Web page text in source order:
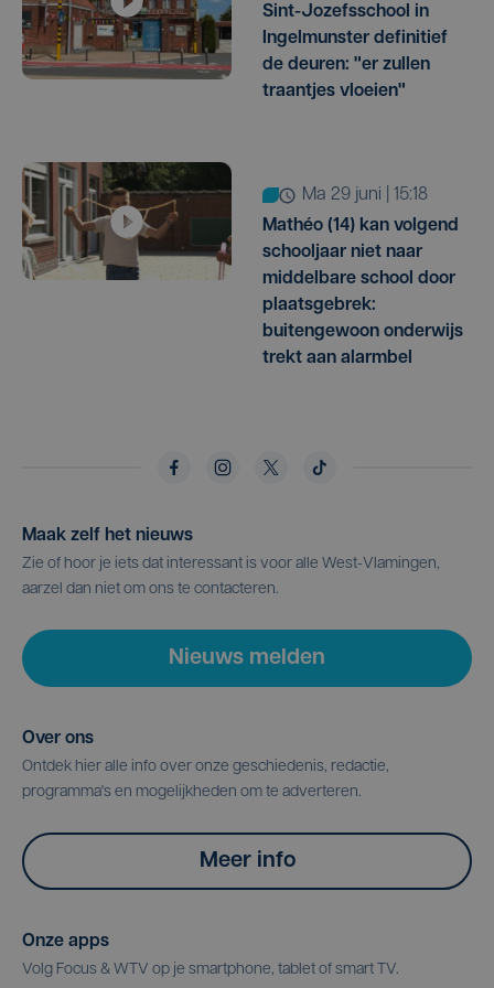
Sint-Jozefsschool in
Ingelmunster definitief
de deuren: "er zullen
traantjes vloeien"
ma 29 juni | 15:18
Mathéo (14) kan volgend
schooljaar niet naar
middelbare school door
plaatsgebrek:
buitengewoon onderwijs
trekt aan alarmbel
Maak zelf het nieuws
Zie of hoor je iets dat interessant is voor alle West-Vlamingen,
aarzel dan niet om ons te contacteren.
Nieuws melden
Over ons
Ontdek hier alle info over onze geschiedenis, redactie,
programma's en mogelijkheden om te adverteren.
Meer info
Onze apps
Volg Focus & WTV op je smartphone, tablet of smart TV.